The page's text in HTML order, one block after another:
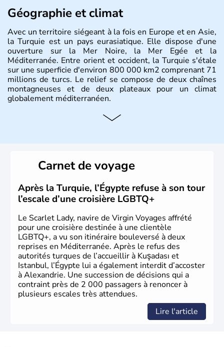
Géographie et climat
Avec un territoire siégeant à la fois en Europe et en Asie,
la Turquie est un pays eurasiatique. Elle dispose d'une
ouverture sur la Mer Noire, la Mer Egée et la
Méditerranée. Entre orient et occident, la Turquie s'étale
sur une superficie d'environ 800 000 km2 comprenant 71
millions de turcs. Le relief se compose de deux chaînes
montagneuses et de deux plateaux pour un climat
globalement méditerranéen.
Histoire et administration
qui constitueront en 1299 les fondations de l'Empire
ottoman. Après avoir rattaché l'Anatolie et la Thrace
orientale au territoire turc, la République est proclamée
le 29 octobre 1923. Ankara remplace alors Istanbul au
titre de capitale du pays.
Carnet de voyage
Après la Turquie, l’Égypte refuse à son tour
l’escale d’une croisière LGBTQ+
Le Scarlet Lady, navire de Virgin Voyages affrété
pour une croisière destinée à une clientèle
LGBTQ+, a vu son itinéraire bouleversé à deux
reprises en Méditerranée. Après le refus des
autorités turques de l’accueillir à Kuşadası et
Istanbul, l’Égypte lui a également interdit d’accoster
à Alexandrie. Une succession de décisions qui a
contraint près de 2 000 passagers à renoncer à
plusieurs escales très attendues.
Lire l'article